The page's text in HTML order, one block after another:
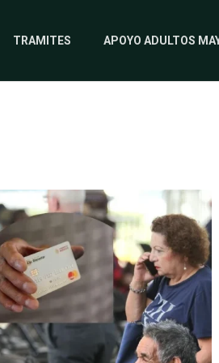
TRAMITES APOYO ADULTOS